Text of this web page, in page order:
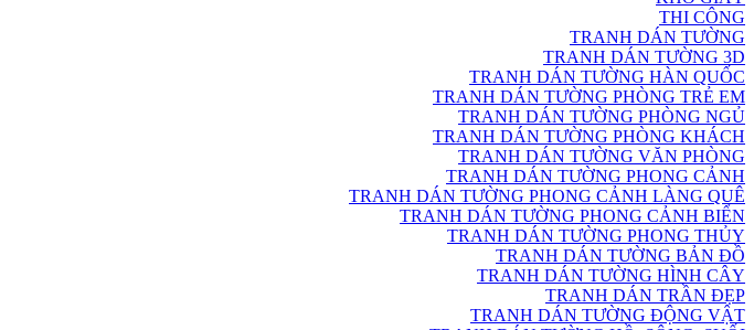
THI CÔNG
TRANH DÁN TƯỜNG
TRANH DÁN TƯỜNG 3D
TRANH DÁN TƯỜNG HÀN QUỐC
TRANH DÁN TƯỜNG PHÒNG TRẺ EM
TRANH DÁN TƯỜNG PHÒNG NGỦ
TRANH DÁN TƯỜNG PHÒNG KHÁCH
TRANH DÁN TƯỜNG VĂN PHÒNG
TRANH DÁN TƯỜNG PHONG CẢNH
TRANH DÁN TƯỜNG PHONG CẢNH LÀNG QUÊ
TRANH DÁN TƯỜNG PHONG CẢNH BIỂN
TRANH DÁN TƯỜNG PHONG THỦY
TRANH DÁN TƯỜNG BẢN ĐỒ
TRANH DÁN TƯỜNG HÌNH CÂY
TRANH DÁN TRẦN ĐẸP
TRANH DÁN TƯỜNG ĐỘNG VẬT